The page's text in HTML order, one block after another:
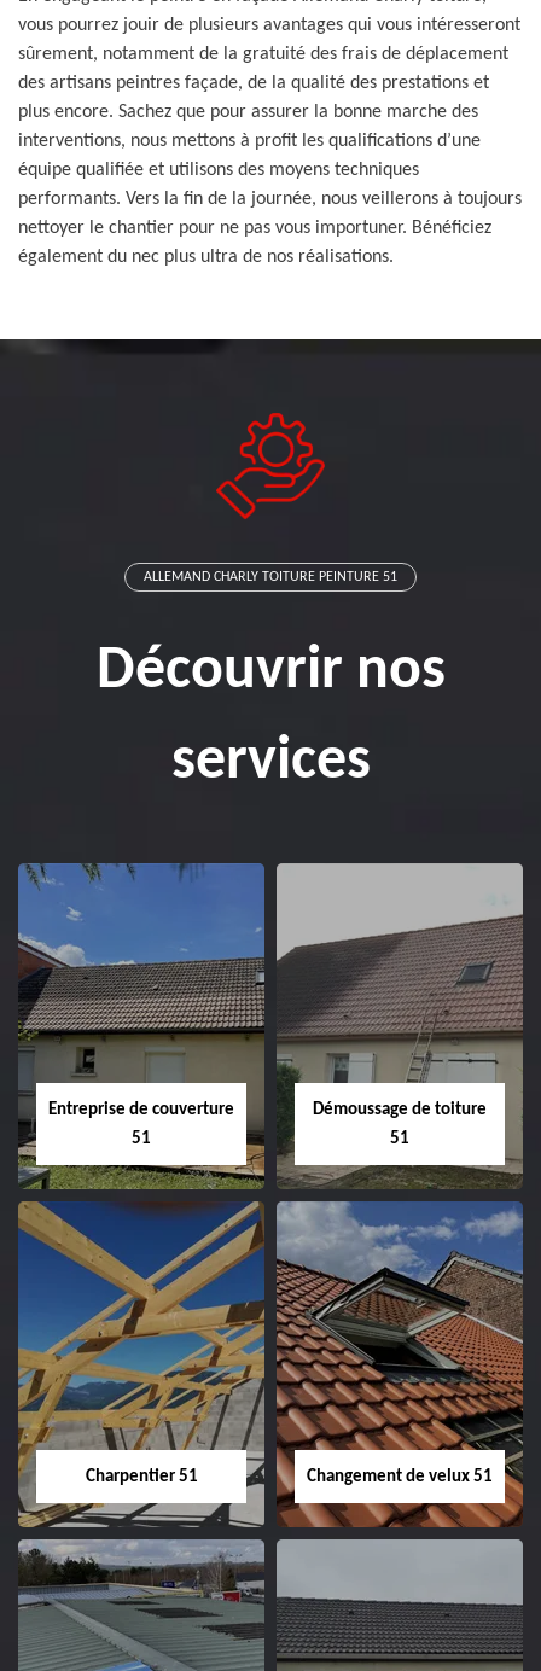
vous pourrez jouir de plusieurs avantages qui vous intéresseront
sûrement, notamment de la gratuité des frais de déplacement
des artisans peintres façade, de la qualité des prestations et
plus encore. Sachez que pour assurer la bonne marche des
interventions, nous mettons à profit les qualifications d’une
équipe qualifiée et utilisons des moyens techniques
performants. Vers la fin de la journée, nous veillerons à toujours
nettoyer le chantier pour ne pas vous importuner. Bénéficiez
également du nec plus ultra de nos réalisations.
ALLEMAND CHARLY TOITURE PEINTURE 51
Découvrir nos
services
Entreprise de couverture
51
Entreprise de
couverture 51
Démoussage de toiture
51
Démoussage de
toiture 51
Charpentier 51
Charpentier 51
Changement de velux 51
Changement de